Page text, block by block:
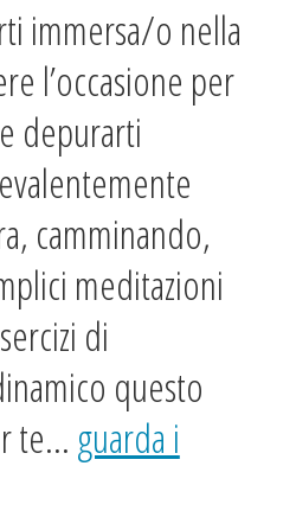
immersa/o nella
l’occasione per
depurarti
camminando,
meditazioni
di
questo
te… guarda i